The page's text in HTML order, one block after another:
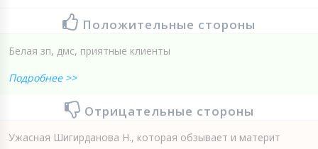
Положительные стороны
Белая зп, дмс, приятные клиенты
Подробнее >>
Отрицательные стороны
Ужасная Шигирданова Н., которая обзывает и материт